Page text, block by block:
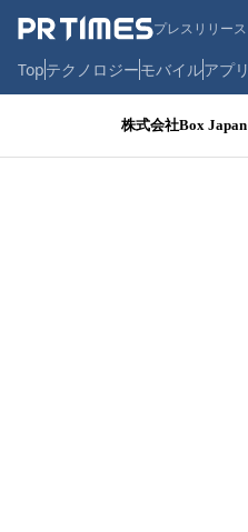
プレスリリー
Topテクノロジーモバイルアプリ
株式会社Box Japan